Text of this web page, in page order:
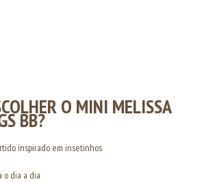
O MINI MELISSA
BB?
inspirado em insetinhos
o dia a dia